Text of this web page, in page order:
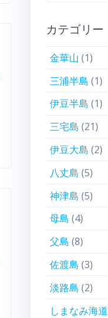
カテゴリー
金華山 (1)
三浦半島 (1)
伊豆半島 (1)
三宅島 (21)
伊豆大島 (2)
八丈島 (5)
神津島 (5)
母島 (4)
父島 (8)
佐渡島 (3)
淡路島 (2)
しまなみ海道